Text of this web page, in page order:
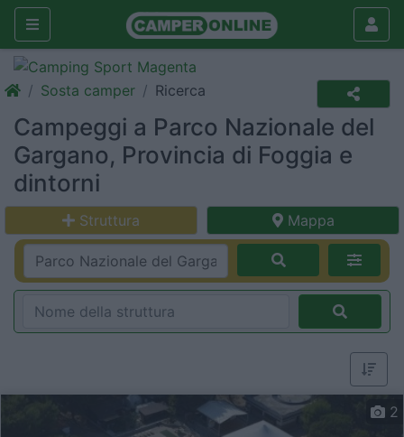
Sosta camper Ricerca
Campeggi a Parco Nazionale del
Gargano, Provincia di Foggia e
dintorni
Struttura Mappa
2